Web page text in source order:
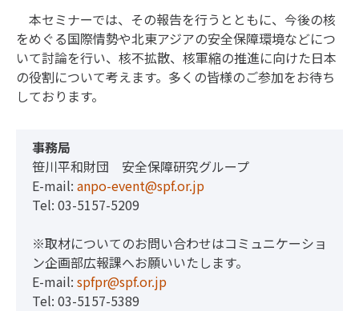
本セミナーでは、その報告を行うとともに、今後の核
をめぐる国際情勢や北東アジアの安全保障環境などにつ
いて討論を行い、核不拡散、核軍縮の推進に向けた日本
の役割について考えます。多くの皆様のご参加をお待ち
しております。
事務局
笹川平和財団 安全保障研究グループ
E-mail: anpo-event@spf.or.jp
Tel: 03-5157-5209
※取材についてのお問い合わせはコミュニケーショ
ン企画部広報課へお願いいたします。
E-mail: spfpr@spf.or.jp
Tel: 03-5157-5389